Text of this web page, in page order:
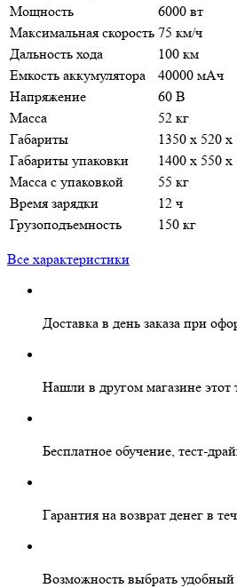
Мощность
6000 вт
Максимальная скорость 75 км/ч
Дальность хода
100 км
Емкость аккумулятора
40000 мАч
Напряжение
60 В
Масса
52 кг
Габариты
1350 х 520
Габариты упаковки
1400 х 550
Масса с упаковкой
55 кг
Время зарядки
12 ч
Грузоподъемность
150 кг
Все характеристики
Доставка в день заказа при
Нашли в другом магазине этот
Бесплатное обучение, тест-
Гарантия на возврат денег в
Возможность выбрать удобный